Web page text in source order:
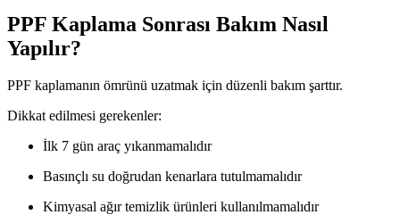
PPF Kaplama Sonrası Bakım Nasıl
Yapılır?
PPF kaplamanın ömrünü uzatmak için düzenli bakım şarttır.
Dikkat edilmesi gerekenler:
İlk 7 gün araç yıkanmamalıdır
Basınçlı su doğrudan kenarlara tutulmamalıdır
Kimyasal ağır temizlik ürünleri kullanılmamalıdır